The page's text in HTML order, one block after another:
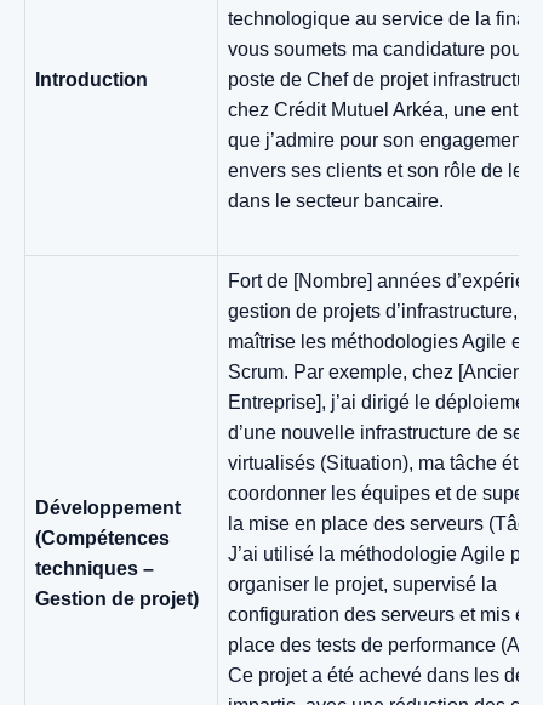
Introduction
technologique au service de la
vous soumets ma candidature pour
poste de Chef de projet infrastructure
chez Crédit Mutuel Arkéa, une
que j’admire pour son engagement
envers ses clients et son rôle de
dans le secteur bancaire.
Développement
(Compétences
techniques –
Gestion de projet)
Fort de [Nombre] années
gestion de projets d’infrastructure, je
maîtrise les méthodologies Agile et
Scrum. Par exemple, chez
Entreprise], j’ai dirigé le déploiement
d’une nouvelle infrastructure de
virtualisés (Situation), ma tâche était
coordonner les équipes et de
la mise en place des serveurs
J’ai utilisé la méthodologie Agile
organiser le projet, supervisé la
configuration des serveurs et mis en
place des tests de performance
Ce projet a été achevé dans les